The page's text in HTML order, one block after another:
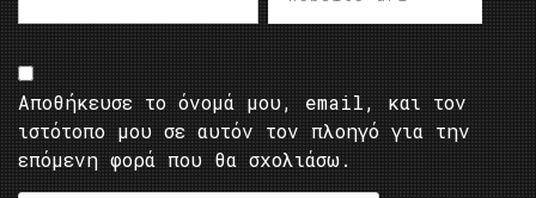
Αποθήκευσε το όνομά μου, email, και τον
ιστότοπο μου σε αυτόν τον πλοηγό για την
επόμενη φορά που θα σχολιάσω.